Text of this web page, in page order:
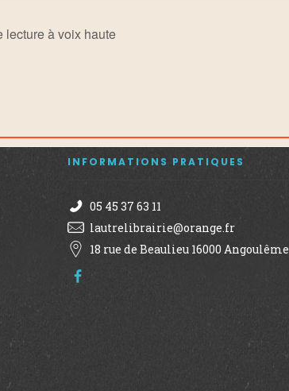
lecture à voix haute
INFORMATIONS PRATIQUES
05 45 37 63 11
lautrelibrairie@orange.fr
18 rue de Beaulieu 16000 Angoulême